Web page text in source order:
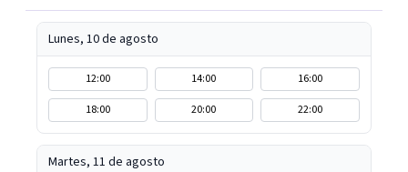
Lunes, 10 de agosto
12:00 14:00
16:00
18:00
20:00 22:00
Martes, 11 de agosto